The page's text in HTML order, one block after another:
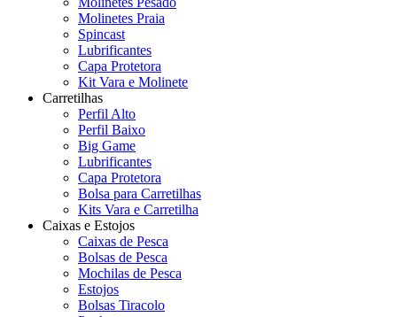
Molinetes Praia
Spincast
Lubrificantes
Capa Protetora
Kit Vara e Molinete
Carretilhas
Perfil Alto
Perfil Baixo
Big Game
Lubrificantes
Capa Protetora
Bolsa para Carretilhas
Kits Vara e Carretilha
Caixas e Estojos
Caixas de Pesca
Bolsas de Pesca
Mochilas de Pesca
Estojos
Bolsas Tiracolo